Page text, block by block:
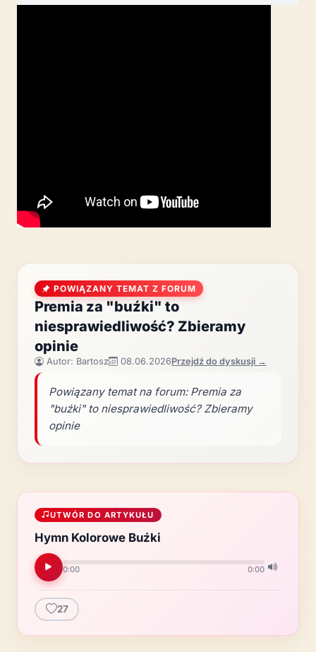
POWIĄZANY TEMAT Z FORUM
Premia za "buźki" to
niesprawiedliwość? Zbieramy
opinie
Autor: Bartosz 08.06.2026Przejdź do dyskusji →
Powiązany temat na forum: Premia za
"buźki" to niesprawiedliwość? Zbieramy
opinie
UTWÓR DO ARTYKUŁU
Hymn Kolorowe Buźki
0:00 0:00
27